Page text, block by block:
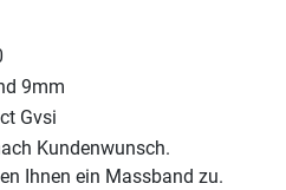
9mm
Gvsi
Kundenwunsch.
Ihnen ein Massband zu.